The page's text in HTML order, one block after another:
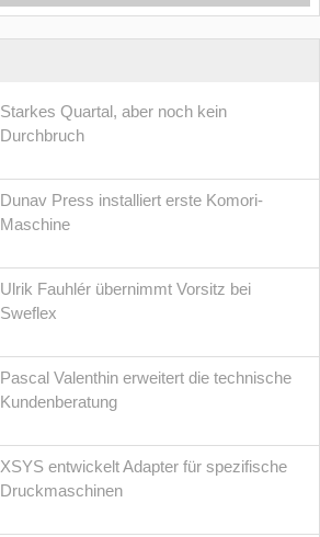
Starkes Quartal, aber noch kein
Durchbruch
Dunav Press installiert erste Komori-
Maschine
Ulrik Fauhlér übernimmt Vorsitz bei
Sweflex
Pascal Valenthin erweitert die technische
Kundenberatung
XSYS entwickelt Adapter für spezifische
Druckmaschinen